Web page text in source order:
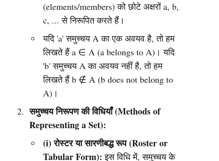
(elements/members) को छोटे अक्षरों a, b,
c, ... से निरूपित करते हैं।
यदि 'a' समुच्चय A का एक अवयव है, तो हम
लिखते हैं a ∈ A (a belongs to A)। यदि
'b' समुच्चय A का अवयव नहीं है, तो हम
लिखते हैं b ∉ A (b does not belong to
A)।
समुच्चय निरूपण की विधियाँ (Methods of
Representing a Set):
(i) रोस्टर या सारणीबद्ध रूप (Roster or
Tabular Form): इस विधि में, समुच्चय के